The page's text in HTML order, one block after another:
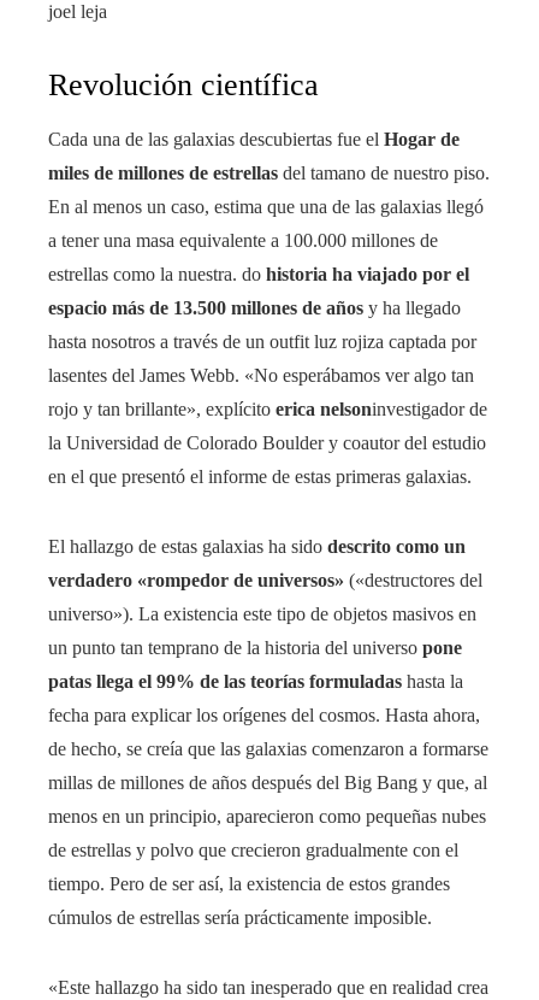
joel leja
Revolución científica
Cada una de las galaxias descubiertas fue el Hogar de
miles de millones de estrellas del tamano de nuestro piso.
En al menos un caso, estima que una de las galaxias llegó
a tener una masa equivalente a 100.000 millones de
estrellas como la nuestra. do historia ha viajado por el
espacio más de 13.500 millones de años y ha llegado
hasta nosotros a través de un outfit luz rojiza captada por
lasentes del James Webb. «No esperábamos ver algo tan
rojo y tan brillante», explícito erica nelsoninvestigador de
la Universidad de Colorado Boulder y coautor del estudio
en el que presentó el informe de estas primeras galaxias.
El hallazgo de estas galaxias ha sido descrito como un
verdadero «rompedor de universos» («destructores del
universo»). La existencia este tipo de objetos masivos en
un punto tan temprano de la historia del universo pone
patas llega el 99% de las teorías formuladas hasta la
fecha para explicar los orígenes del cosmos. Hasta ahora,
de hecho, se creía que las galaxias comenzaron a formarse
millas de millones de años después del Big Bang y que, al
menos en un principio, aparecieron como pequeñas nubes
de estrellas y polvo que crecieron gradualmente con el
tiempo. Pero de ser así, la existencia de estos grandes
cúmulos de estrellas sería prácticamente imposible.
«Este hallazgo ha sido tan inesperado que en realidad crea